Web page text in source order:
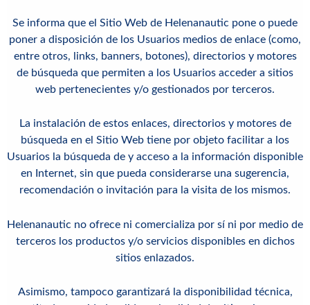
Se informa que el Sitio Web de Helenanautic pone o puede
poner a disposición de los Usuarios medios de enlace (como,
entre otros, links, banners, botones), directorios y motores
de búsqueda que permiten a los Usuarios acceder a sitios
web pertenecientes y/o gestionados por terceros.
La instalación de estos enlaces, directorios y motores de
búsqueda en el Sitio Web tiene por objeto facilitar a los
Usuarios la búsqueda de y acceso a la información disponible
en Internet, sin que pueda considerarse una sugerencia,
recomendación o invitación para la visita de los mismos.
Helenanautic no ofrece ni comercializa por sí ni por medio de
terceros los productos y/o servicios disponibles en dichos
sitios enlazados.
Asimismo, tampoco garantizará la disponibilidad técnica,